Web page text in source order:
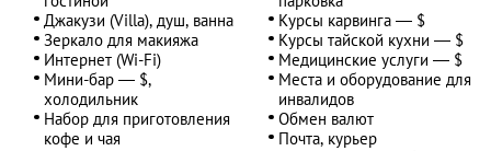
Джакузи (Villa), душ, ванна
Зеркало для макияжа
Интернет (Wi-Fi)
Мини-бар — $,
холодильник
Набор для приготовления
кофе и чая
Курсы карвинга — $
Курсы тайской кухни — $
Медицинские услуги — $
Места и оборудование для
инвалидов
Обмен валют
Почта, курьер